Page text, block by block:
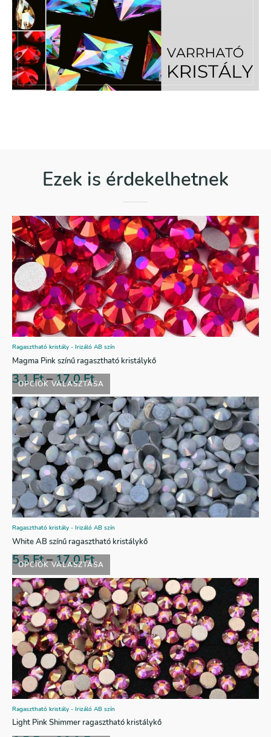
Ezek is érdekelhetnek
OPCIÓK VÁLASZTÁSA
Ragasztható kristály - Irizáló AB szín
Magma Pink színű ragasztható kristálykő
3,1Ft–17,0Ft
OPCIÓK VÁLASZTÁSA
Ragasztható kristály - Irizáló AB szín
White AB színű ragasztható kristálykő
5,5Ft–17,0Ft
Ragasztható kristály - Irizáló AB szín
Light Pink Shimmer ragasztható kristálykő